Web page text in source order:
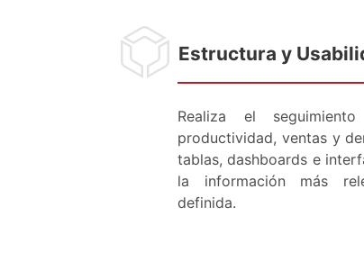
Estructura y
Realiza el
productividad, ventas y
tablas, dashboards e
la información más
definida.